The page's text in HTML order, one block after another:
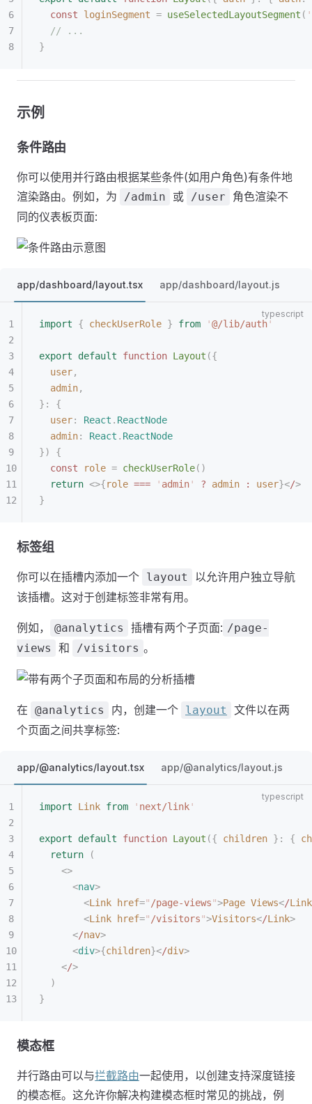
  const
loginSegment = useSelectedLayoutSegment ( '
  // ...
}
示例
条件路由
你可以使用并行路由根据某些条件(如用户角色)有条件地
渲染路由。例如，为
/admin 或 /user
角色渲染不
同的仪表板页面:
app/dashboard/layout.tsx app/dashboard/layout.js
import { checkUserRole } from '@/lib/auth'
export default function Layout ({
  user
,
  admin
,
}: {
  user
: React . ReactNode
  admin
: React . ReactNode
})
{
  const
role = checkUserRole()
  return
<>{role === ' admin' ? admin : user}</>
}
标签组
你可以在插槽内添加一个 layout
以允许用户独立导航
该插槽。这对于创建标签非常有用。
例如， @analytics 插槽有两个子页面: /page-
views
和 /visitors 。
在 @analytics 内，创建一个 layout
文件以在两
个页面之间共享标签:
app/@analytics/layout.tsx app/@analytics/layout.js
import Link from ' next/link'
export default function Layout ({ children }: {
  return
(
    <>
      <
nav>
        <
Link href=" /page-views">Page Views</Link
        <
Link href=" /visitors">Visitors</Link>
      <
/nav>
      <
div>{children}</div>
    <
/>
  )
}
模态框
并行路由可以与拦截路由一起使用，以创建支持深度链接
的模态框。这允许你解决构建模态框时常见的挑战，例